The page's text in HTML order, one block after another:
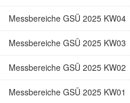
Messbereiche GSÜ 2025 KW04
Messbereiche GSÜ 2025 KW03
Messbereiche GSÜ 2025 KW02
Messbereiche GSÜ 2025 KW01